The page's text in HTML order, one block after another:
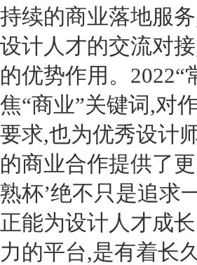
持续的商业落地服
设计人才的交流对
的优势作用。 2022“
焦“商业”关键词,对
要求,也为优秀设计
的商业合作提供了
熟杯’绝不只是追求
正能为设计人才成
力的平台,是有着长